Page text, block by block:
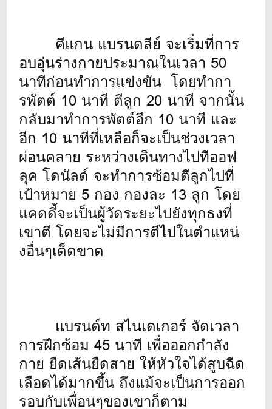
คีแกน แบรนดลีย์ จะเริ่มที่การ
อบอุ่นร่างกายประมาณในเวลา 50
นาทีก่อนทำการแข่งขัน โดยทำกา
รพัตต์ 10 นาที ตีลูก 20 นาที จากนั้น
กลับมาทำการพัตต์อีก 10 นาที และ
อีก 10 นาทีที่เหลือก็จะเป็นช่วงเวลา
ผ่อนคลาย ระหว่างเดินทางไปทีออฟ
ลุค โดนัลด์ จะทำการซ้อมตีลูกไปที่
เป้าหมาย 5 กอง กองละ 13 ลูก โดย
แคดดี้จะเป็นผู้วัดระยะไปยังทุกธงที่
เขาตี โดยจะไม่มีการตีไปในตำแหน่
งอื่นๆเด็ดขาด
แบรนด์ท สไนเดเกอร์ จัดเวลา
การฝึกซ้อม 45 นาที เพื่อออกกำลัง
กาย ยืดเส้นยืดสาย ให้หัวใจได้สูบฉีด
เลือดได้มากขึ้น ถึงแม้จะเป็นการออก
รอบกับเพื่อนๆของเขาก็ตาม